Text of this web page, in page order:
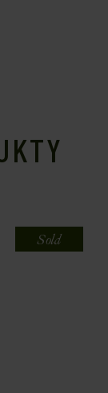
Sold